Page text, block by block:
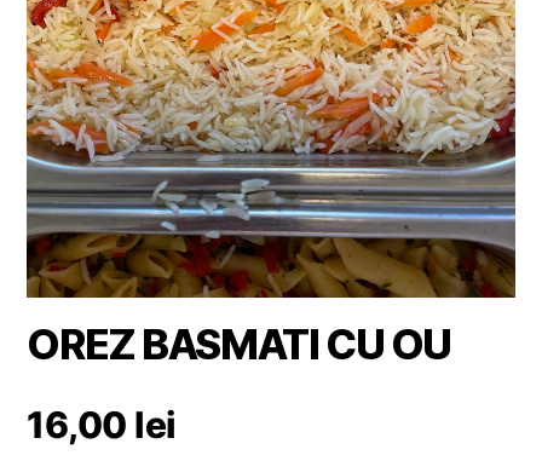
OREZ BASMATI CU OU
16,00 lei